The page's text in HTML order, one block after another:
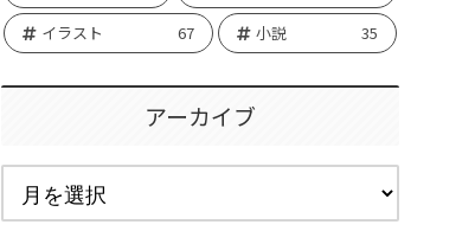
イラスト
67 小説 35
アーカイブ